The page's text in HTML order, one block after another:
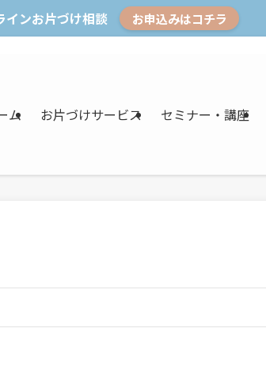
インお片づけ相談 お申込みはコチラ
ム お片づけサービス セミナー・講座